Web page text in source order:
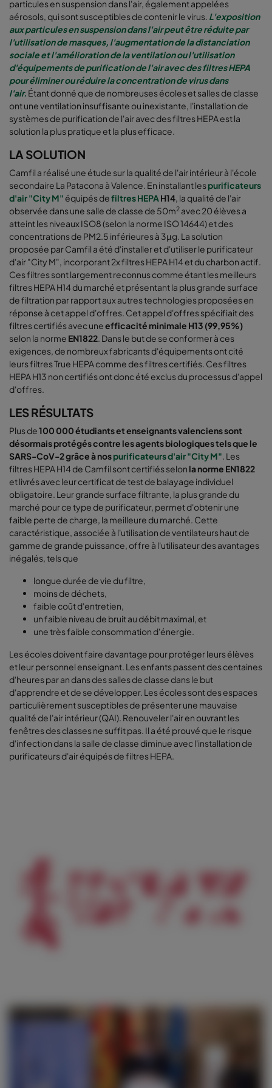
particules en suspension dans l'air, également appelées
aérosols, qui sont susceptibles de contenir le virus. L'exposition
aux particules en suspension dans l'air peut être réduite par
l'utilisation de masques, l'augmentation de la distanciation
sociale et l'amélioration de la ventilation ou l'utilisation
d'équipements de purification de l'air avec des filtres HEPA
pour éliminer ou réduire la concentration de virus dans
l'air. Étant donné que de nombreuses écoles et salles de classe
ont une ventilation insuffisante ou inexistante, l'installation de
systèmes de purification de l'air avec des filtres HEPA est la
solution la plus pratique et la plus efficace.
LA SOLUTION
Camfil a réalisé une étude sur la qualité de l'air intérieur à l'école
secondaire La Patacona à Valence. En installant lespurificateurs
d'air "City M" équipés defiltres HEPAH14, la qualité de l'air
observée dans une salle de classe de 50m2 avec 20 élèves a
atteint les niveaux ISO8 (selon la norme ISO 14644) et des
concentrations de PM2.5 inférieures à 3μg. La solution
proposée par Camfil a été d'installer et d'utiliser le purificateur
d'air "City M", incorporant 2x filtres HEPA H14 et du charbon actif.
Ces filtres sont largement reconnus comme étant les meilleurs
filtres HEPA H14 du marché et présentant la plus grande surface
de filtration par rapport aux autres technologies proposées en
réponse à cet appel d'offres. Cet appel d'offres spécifiait des
filtres certifiés avec uneefficacité minimale H13 (99,95%)
selon la norme EN1822. Dans le but de se conformer à ces
exigences, de nombreux fabricants d'équipements ont cité
leurs filtres True HEPA comme des filtres certifiés. Ces filtres
HEPA H13 non certifiés ont donc été exclus du processus d'appel
d'offres.
LES RÉSULTATS
Plus de100 000 étudiants et enseignants valenciens sont
désormais protégés contre les agents biologiques tels que le
SARS-CoV-2 grâce à nospurificateurs d'air "City M". Les
filtres HEPA H14 de Camfil sont certifiés selon la norme EN1822
et livrés avec leur certificat de test de balayage individuel
obligatoire. Leur grande surface filtrante, la plus grande du
marché pour ce type de purificateur, permet d'obtenir une
faible perte de charge, la meilleure du marché. Cette
caractéristique, associée à l'utilisation de ventilateurs haut de
gamme de grande puissance, offre à l'utilisateur des avantages
inégalés, tels que
longue durée de vie du filtre,
moins de déchets,
faible coût d'entretien,
un faible niveau de bruit au débit maximal, et
une très faible consommation d'énergie.
Les écoles doivent faire davantage pour protéger leurs élèves
et leur personnel enseignant. Les enfants passent des centaines
d'heures par an dans des salles de classe dans le but
d'apprendre et de se développer. Les écoles sont des espaces
particulièrement susceptibles de présenter une mauvaise
qualité de l'air intérieur (QAI). Renouveler l'air en ouvrant les
fenêtres des classes ne suffit pas. Il a été prouvé que le risque
d'infection dans la salle de classe diminue avec l'installation de
purificateurs d'air équipés de filtres HEPA.